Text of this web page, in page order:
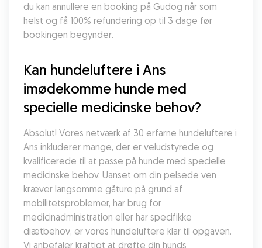
du kan annullere en booking på Gudog når som
helst og få 100% refundering op til 3 dage før
bookingen begynder.
Kan hundeluftere i Ans
imødekomme hunde med
specielle medicinske behov?
Absolut! Vores netværk af 30 erfarne hundeluftere i
Ans inkluderer mange, der er veludstyrede og
kvalificerede til at passe på hunde med specielle
medicinske behov. Uanset om din pelsede ven
kræver langsomme gåture på grund af
mobilitetsproblemer, har brug for
medicinadministration eller har specifikke
diætbehov, er vores hundeluftere klar til opgaven.
Vi anbefaler kraftigt at drøfte din hunds